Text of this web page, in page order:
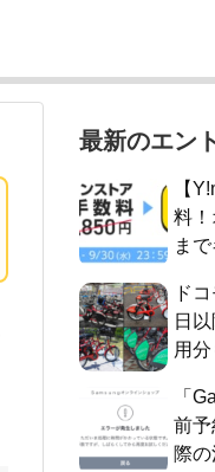
最新のエン
【
料
ま
ド
日
用
「
前予
際